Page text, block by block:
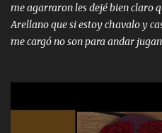
me agarraron les dejé bien claro
Arellano que si estoy chavalo y
me cargó no son para andar
Yo Soy El De Las Pacas Sobrino
fajado y mi R terciado me van a